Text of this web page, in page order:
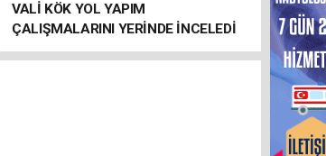
VALİ KÖK YOL YAPIM
ÇALIŞMALARINI YERİNDE İNCELEDİ